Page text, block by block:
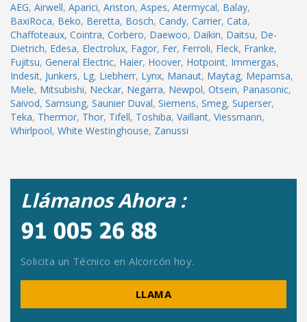
AEG, Airwell, Aparici, Ariston, Aspes, Atermycal, Balay,
BaxiRoca, Beko, Beretta, Bosch, Candy, Carrier, Cata,
Chaffoteaux, Cointra, Corbero, Daewoo, Daikin, Daitsu, De-
Dietrich, Edesa, Electrolux, Fagor, Fer, Ferroli, Fleck, Franke,
Fujitsu, General Electric, Haier, Hoover, Hotpoint, Immergas,
Indesit, Junkers, Lg, Liebherr, Lynx, Manaut, Maytag, Mepamsa,
Miele, Mitsubishi, Neckar, Negarra, Newpol, Otsein, Panasonic,
Saivod, Samsung, Saunier Duval, Siemens, Smeg, Superser,
Teka, Thermor, Thor, Tifell, Toshiba, Vaillant, Viessmann,
Whirlpool, White Westinghouse, Zanussi
Llámanos Ahora :
Solicita un Técnico en Alcorcón hoy.
LLAMA